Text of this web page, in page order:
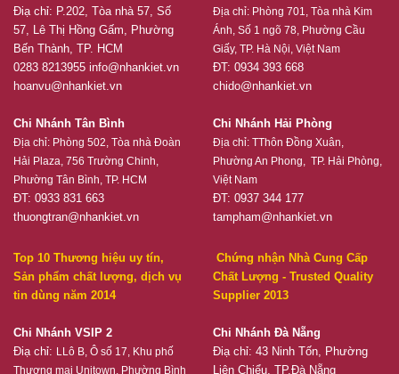
Điạ chỉ: P.202, Tòa nhà 57, Số
57, Lê Thị Hồng Gấm, Phường
Bến Thành, TP. HCM
0283 8213955 info@nhankiet.vn
hoanvu@nhankiet.vn
Chi Nhánh Tân Bình
Địa chỉ: Phòng 502, Tòa nhà Đoàn
Hải Plaza, 756 Trường Chinh,
Phường Tân Bình, TP. HCM
ĐT: 0933 831 663
thuongtran@nhankiet.vn
Địa chỉ: Phòng 701, Tòa nhà Kim
Ánh, Số 1 ngõ 78, Phường Cầu
Giấy, TP. Hà Nội, Việt Nam
ĐT: 0934 393 668
chido@nhankiet.vn
Chi Nhánh Hải Phòng
Địa chỉ: TThôn Đồng Xuân,
Phường An Phong, TP. Hải Phòng,
Việt Nam
ĐT: 0937 344 177
tampham@nhankiet.vn
Top 10 Thương hiệu uy tín,
Sản phẩm chất lượng, dịch vụ
tin dùng năm 2014
Chi Nhánh VSIP 2
Điạ chỉ: LLô B, Ô số 17, Khu phố
Thương mại Unitown, Phường Bình
Chứng nhận Nhà Cung Cấp
Chất Lượng - Trusted Quality
Supplier 2013
Chi Nhánh Đà Nẵng
Điạ chỉ: 43 Ninh Tốn, Phường
Liên Chiểu, TP.Đà Nẵng